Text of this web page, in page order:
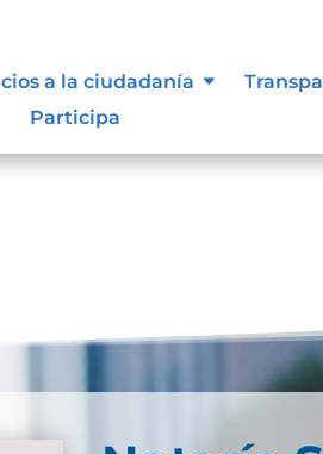
a la ciudadanía
Participa